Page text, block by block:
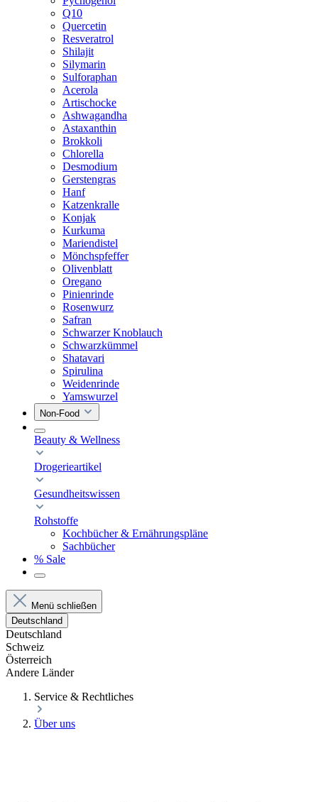
Q10
Quercetin
Resveratrol
Shilajit
Silymarin
Sulforaphan
Acerola
Artischocke
Ashwagandha
Astaxanthin
Brokkoli
Chlorella
Desmodium
Gerstengras
Hanf
Katzenkralle
Konjak
Kurkuma
Mariendistel
Mönchspfeffer
Olivenblatt
Oregano
Pinienrinde
Rosenwurz
Safran
Schwarzer Knoblauch
Schwarzkümmel
Shatavari
Spirulina
Weidenrinde
Yamswurzel
Non-Food
Beauty & Wellness
Drogerieartikel
Gesundheitswissen
Rohstoffe
Kochbücher & Ernährungspläne
Sachbücher
% Sale
Menü schließen
Deutschland
Deutschland
Schweiz
Österreich
Andere Länder
Service & Rechtliches
Über uns